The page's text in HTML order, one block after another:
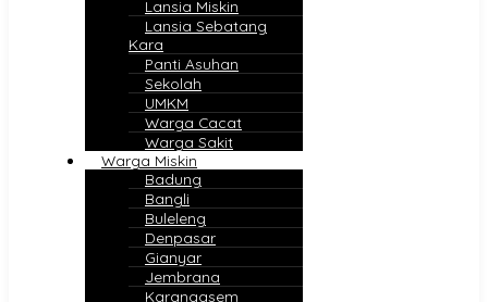
Lansia Miskin
Lansia Sebatang
Kara
Panti Asuhan
Sekolah
UMKM
Warga Cacat
Warga Sakit
Warga Miskin
Badung
Bangli
Buleleng
Denpasar
Gianyar
Jembrana
Karangasem